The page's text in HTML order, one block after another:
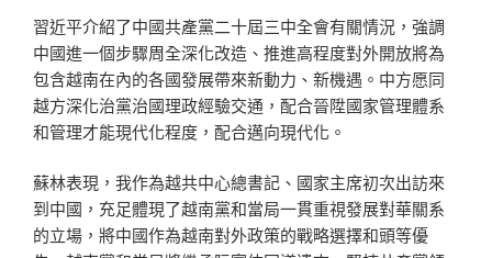
習近平介紹了中國共產黨二十屆三中全會有關情況，強調
中國進一個步驟周全深化改造、推進高程度對外開放將為
包含越南在內的各國發展帶來新動力、新機遇。中方愿同
越方深化治黨治國理政經驗交通，配合晉陞國家管理體系
和管理才能現代化程度，配合邁向現代化。
蘇林表現，我作為越共中心總書記、國家主席初次出訪來
到中國，充足體現了越南黨和當局一貫重視發展對華關系
的立場，將中國作為越南對外政策的戰略選擇和頭等優